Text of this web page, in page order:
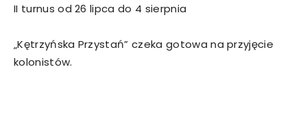
II turnus od 26 lipca do 4 sierpnia
„Kętrzyńska Przystań” czeka gotowa na przyjęcie
kolonistów.